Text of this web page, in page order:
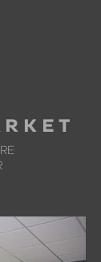
R K E T